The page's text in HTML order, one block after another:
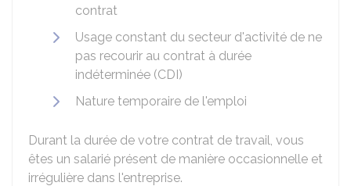
contrat
Usage constant du secteur d'activité de ne
pas recourir au contrat à durée
indéterminée (CDI)
Nature temporaire de l'emploi
Durant la durée de votre contrat de travail, vous
êtes un salarié présent de manière occasionnelle et
irrégulière dans l'entreprise.